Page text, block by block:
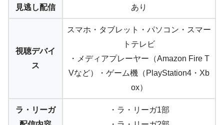
見逃し配信 あり
視聴デバイ
ス
スマホ・タブレット・パソコン・スマー
トテレビ
・メディアプレーヤー（Amazon Fire T
Vなど）・ゲーム機（PlayStation4・Xb
ox）
ラ・リーガ
・ラ・リーガ1部